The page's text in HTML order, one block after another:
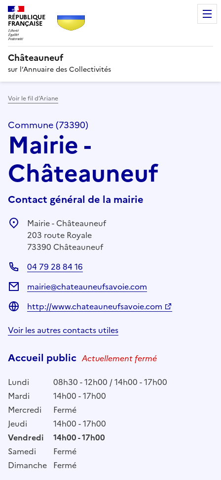
RÉPUBLIQUE
FRANÇAISE
Châteauneuf
sur l’Annuaire des Collectivités
Voir le fil d’Ariane
Commune (73390)
Mairie -
Châteauneuf
Contact général de la mairie
Mairie - Châteauneuf
203 route Royale
73390 Châteauneuf
04 79 28 84 16
mairie@chateauneufsavoie.com
http://www.chateauneufsavoie.com
Voir les autres contacts utiles
Accueil public Actuellement fermé
Lundi
08h30 - 12h00 / 14h00 - 17h00
Mardi
14h00 - 17h00
Mercredi
Fermé
Jeudi
14h00 - 17h00
Vendredi
14h00 - 17h00
Samedi
Fermé
Dimanche Fermé